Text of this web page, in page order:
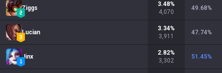
Ziggs
3.48%
4,070
49.68%
Lucian
3.34%
3,911
47.74%
Jinx
2.82%
3,302
51.45%